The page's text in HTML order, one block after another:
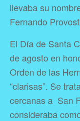
llevaba su
Fernando
El Día de Santa
de agosto en
Orden de las
“clarisas”. Se
cercanas a San
consideraba